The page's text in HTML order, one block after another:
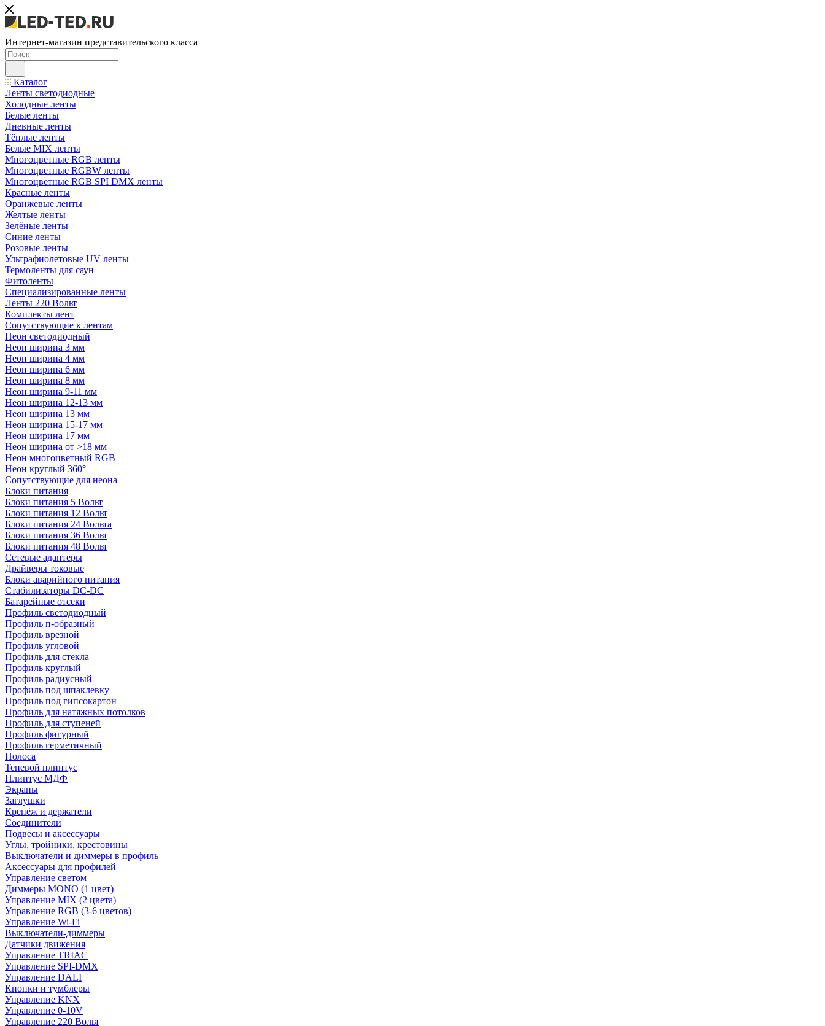
Интернет-магазин представительского класса
Каталог
Ленты светодиодные
Холодные ленты
Белые ленты
Дневные ленты
Тёплые ленты
Белые MIX ленты
Многоцветные RGB ленты
Многоцветные RGBW ленты
Многоцветные RGB SPI DMX ленты
Красные ленты
Оранжевые ленты
Желтые ленты
Зелёные ленты
Синие ленты
Розовые ленты
Ультрафиолетовые UV ленты
Термоленты для саун
Фитоленты
Специализированные ленты
Ленты 220 Вольт
Комплекты лент
Сопутствующие к лентам
Неон светодиодный
Неон ширина 3 мм
Неон ширина 4 мм
Неон ширина 6 мм
Неон ширина 8 мм
Неон ширина 9-11 мм
Неон ширина 12-13 мм
Неон ширина 13 мм
Неон ширина 15-17 мм
Неон ширина 17 мм
Неон ширина от >18 мм
Неон многоцветный RGB
Неон круглый 360°
Сопутствующие для неона
Блоки питания
Блоки питания 5 Вольт
Блоки питания 12 Вольт
Блоки питания 24 Вольта
Блоки питания 36 Вольт
Блоки питания 48 Вольт
Сетевые адаптеры
Драйверы токовые
Блоки аварийного питания
Стабилизаторы DC-DC
Батарейные отсеки
Профиль светодиодный
Профиль п-образный
Профиль врезной
Профиль угловой
Профиль для стекла
Профиль круглый
Профиль радиусный
Профиль под шпаклевку
Профиль под гипсокартон
Профиль для натяжных потолков
Профиль для ступеней
Профиль фигурный
Профиль герметичный
Полоса
Теневой плинтус
Плинтус МДФ
Экраны
Заглушки
Крепёж и держатели
Соединители
Подвесы и аксессуары
Углы, тройники, крестовины
Выключатели и диммеры в профиль
Аксессуары для профилей
Управление светом
Диммеры MONO (1 цвет)
Управление MIX (2 цвета)
Управление RGB (3-6 цветов)
Управление Wi-Fi
Выключатели-диммеры
Датчики движения
Управление TRIAC
Управление SPI-DMX
Управление DALI
Кнопки и тумблеры
Управление KNX
Управление 0-10V
Управление 220 Вольт